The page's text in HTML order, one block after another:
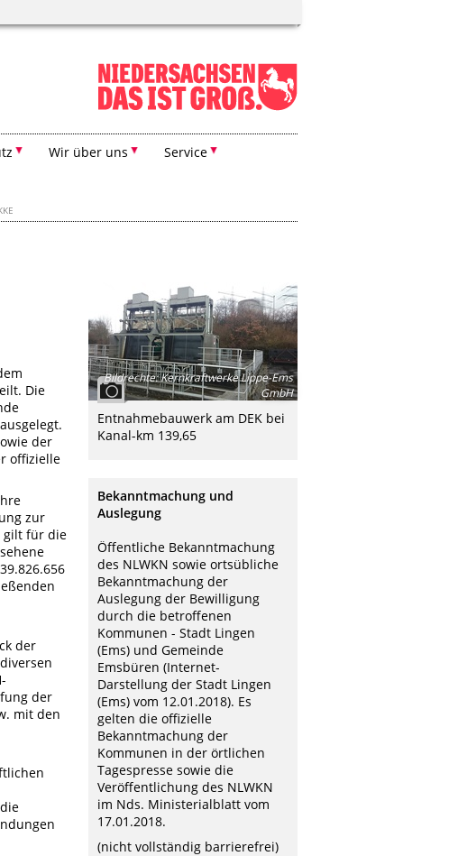
Wir über uns Service
Die
der
offizielle
zur
gilt für die
der
der
mit den
Bildrechte:Kernkraftwerke Lippe-Ems
GmbH
Entnahmebauwerk am DEK bei
Kanal-km 139,65
Bekanntmachung und
Auslegung
Öffentliche Bekanntmachung
des NLWKN sowie ortsübliche
Bekanntmachung der
Auslegung der Bewilligung
durch die betroffenen
Kommunen - Stadt Lingen
(Ems) und Gemeinde
Emsbüren (Internet-
Darstellung der Stadt Lingen
(Ems) vom 12.01.2018). Es
gelten die offizielle
Bekanntmachung der
Kommunen in der örtlichen
Tagespresse sowie die
Veröffentlichung des NLWKN
im Nds. Ministerialblatt vom
17.01.2018.
(nicht vollständig barrierefrei)